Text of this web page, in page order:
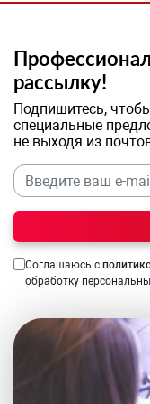
рассылку!
Подпишитесь,
специальные
не выходя из
Соглашаюсь с
обработку